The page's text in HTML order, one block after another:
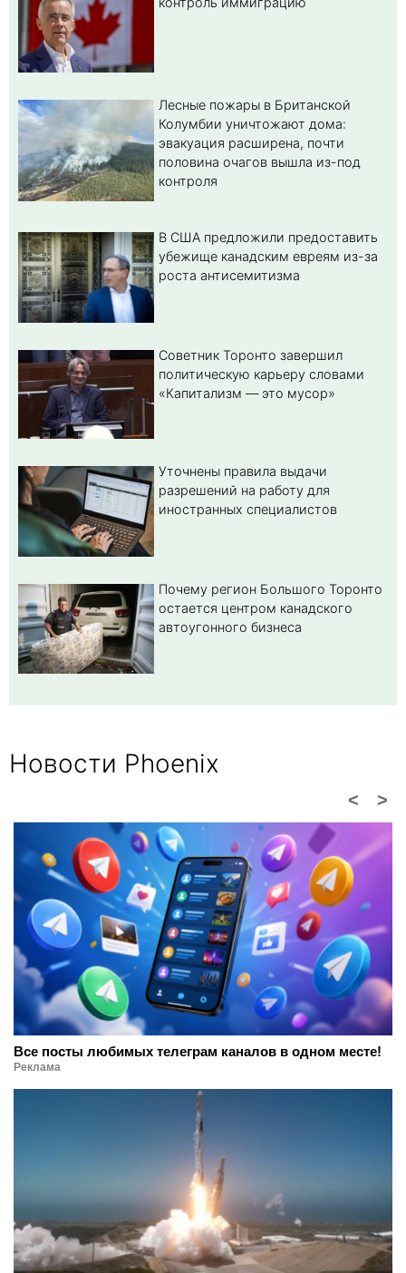
Лесные пожары в Британской
Колумбии уничтожают дома:
эвакуация расширена, почти
половина очагов вышла из-под
контроля
В США предложили предоставить
убежище канадским евреям из-за
роста антисемитизма
Советник Торонто завершил
политическую карьеру словами
«Капитализм — это мусор»
Уточнены правила выдачи
разрешений на работу для
иностранных специалистов
Почему регион Большого Торонто
остается центром канадского
автоугонного бизнеса
Новости Phoenix
>
<
Все посты любимых телеграм каналов в одном месте!
Реклама